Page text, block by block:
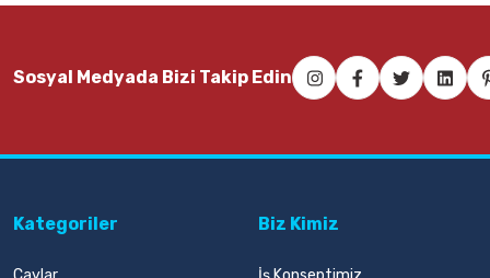
Sosyal Medyada Bizi Takip Edin
Kategoriler Biz Kimiz